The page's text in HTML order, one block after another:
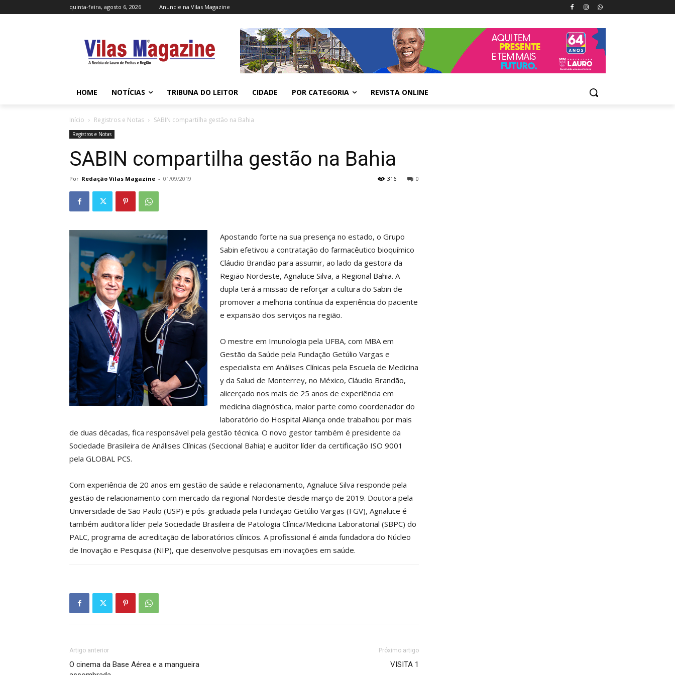
quinta-feira, agosto 6, 2026 Anuncie na Vilas Magazine
HOME NOTÍCIAS TRIBUNA DO LEITOR CIDADE POR CATEGORIA REVISTA ONLINE
Início Registros e Notas SABIN compartilha gestão na Bahia
Registros e Notas
SABIN compartilha gestão na Bahia
Por Redação Vilas Magazine - 01/09/2019 0
316
Apostando forte na sua presença no estado, o Grupo
Sabin efetivou a contratação do farmacêutico bioquímico
Cláudio Brandão para assumir, ao lado da gestora da
Região Nordeste, Agnaluce Silva, a Regional Bahia. A
dupla terá a missão de reforçar a cultura do Sabin de
promover a melhoria contínua da experiência do paciente
e expansão dos serviços na região.
O mestre em Imunologia pela UFBA, com MBA em
Gestão da Saúde pela Fundação Getúlio Vargas e
especialista em Análises Clínicas pela Escuela de Medicina
y da Salud de Monterrey, no México, Cláudio Brandão,
alicerçado nos mais de 25 anos de experiência em
medicina diagnóstica, maior parte como coordenador do
laboratório do Hospital Aliança onde trabalhou por mais
de duas décadas, fica responsável pela gestão técnica. O novo gestor também é presidente da
Sociedade Brasileira de Análises Clínicas (Seccional Bahia) e auditor líder da certificação ISO 9001
pela GLOBAL PCS.
Com experiência de 20 anos em gestão de saúde e relacionamento, Agnaluce Silva responde pela
gestão de relacionamento com mercado da regional Nordeste desde março de 2019. Doutora pela
Universidade de São Paulo (USP) e pós-graduada pela Fundação Getúlio Vargas (FGV), Agnaluce é
também auditora líder pela Sociedade Brasileira de Patologia Clínica/Medicina Laboratorial (SBPC) do
PALC, programa de acreditação de laboratórios clínicos. A profissional é ainda fundadora do Núcleo
de Inovação e Pesquisa (NIP), que desenvolve pesquisas em inovações em saúde.
Artigo anterior
O cinema da Base Aérea e a mangueira
Próximo artigo
VISITA 1